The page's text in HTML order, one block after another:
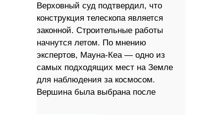
Верховный суд подтвердил, что
конструкция телескопа является
законной. Строительные работы
начнутся летом. По мнению
экспертов, Мауна-Кеа — одно из
самых подходящих мест на Земле
для наблюдения за космосом.
Вершина была выбрана после